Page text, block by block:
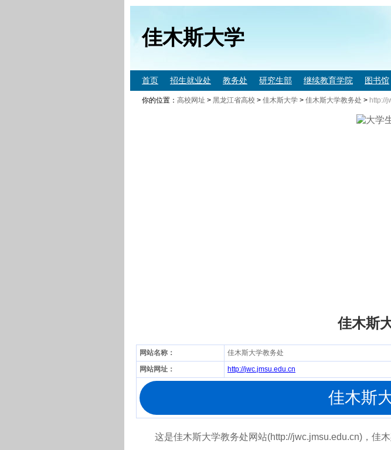
佳木斯大学
首页 招生就业处 教务处 研究生部 继续教育学院 图书馆
你的位置： 高校网址 > 黑龙江省高校 > 佳木斯大学 > 佳木斯大学教务处 > http://
佳木斯
网站名称：
佳木斯大学教务处
网站网址：
http://jwc.jmsu.edu.cn
佳木斯
这是佳木斯大学教务处网站(http://jwc.jmsu.edu.cn)，佳